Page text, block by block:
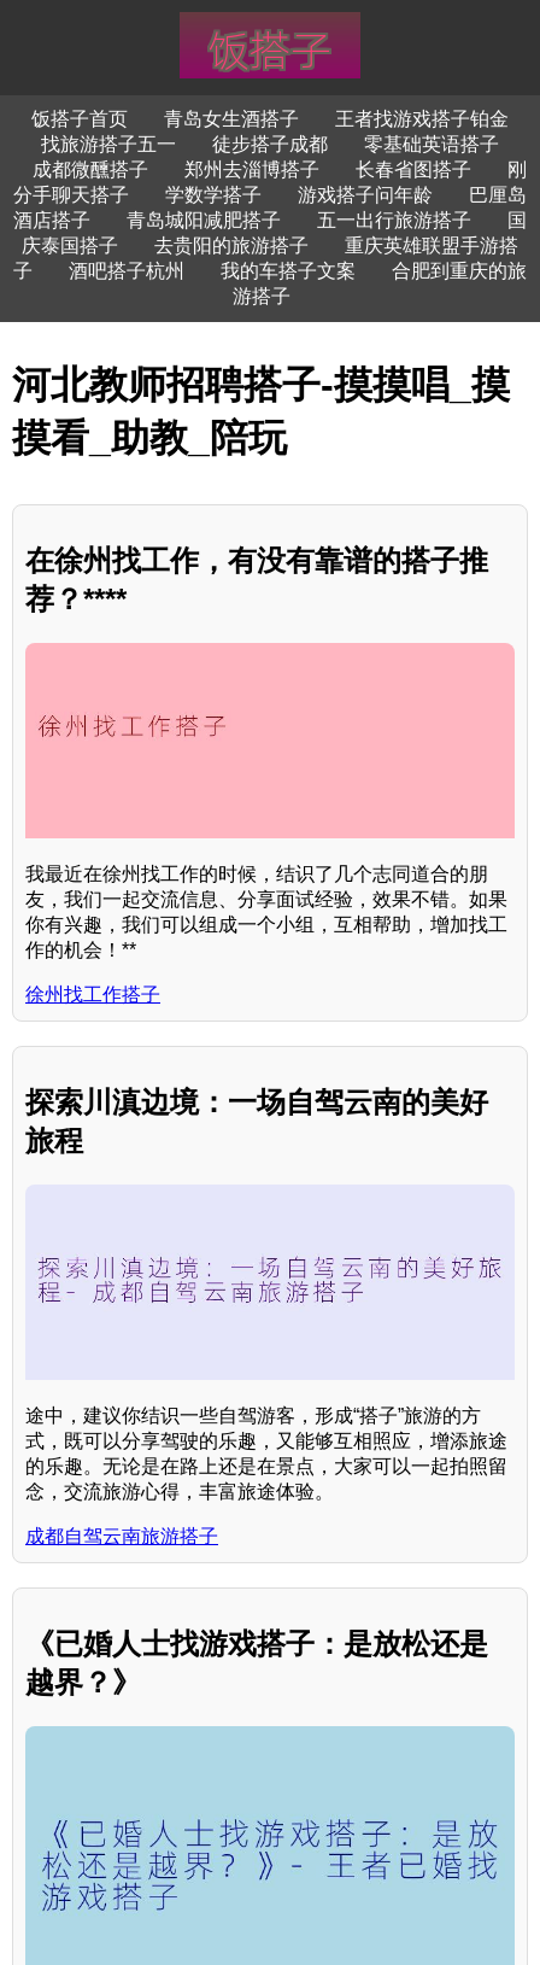
饭搭子首页 青岛女生酒搭子
王者找游戏搭子铂金
找旅游搭子五一
徒步搭子成都
零基础英语搭子
成都微醺搭子
郑州去淄博搭子 长春省图搭子
刚
分手聊天搭子
学数学搭子 游戏搭子问年龄
巴厘岛
酒店搭子
青岛城阳减肥搭子 五一出行旅游搭子
国
庆泰国搭子
去贵阳的旅游搭子
重庆英雄联盟手游搭
子
酒吧搭子杭州 我的车搭子文案
合肥到重庆的旅
游搭子
河北教师招聘搭子-摸摸唱_摸
摸看_助教_陪玩
在徐州找工作，有没有靠谱的搭子推
荐？****
我最近在徐州找工作的时候，结识了几个志同道合的朋
友，我们一起交流信息、分享面试经验，效果不错。如果
你有兴趣，我们可以组成一个小组，互相帮助，增加找工
作的机会！**
徐州找工作搭子
探索川滇边境：一场自驾云南的美好
旅程
途中，建议你结识一些自驾游客，形成“搭子”旅游的方
式，既可以分享驾驶的乐趣，又能够互相照应，增添旅途
的乐趣。无论是在路上还是在景点，大家可以一起拍照留
念，交流旅游心得，丰富旅途体验。
成都自驾云南旅游搭子
《已婚人士找游戏搭子：是放松还是
越界？》